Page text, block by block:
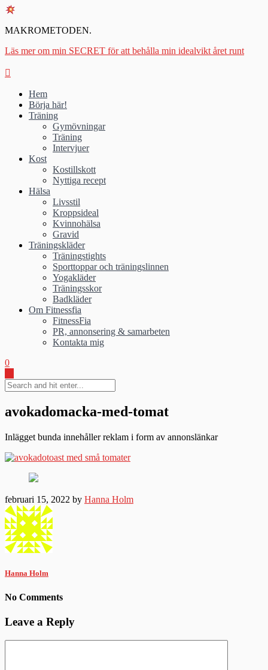
MAKROMETODEN.
Läs mer om min SECRET för att behålla min idealvikt året runt
Hem
Börja här!
Träning
Gymövningar
Träning
Intervjuer
Kost
Kostillskott
Nyttiga recept
Hälsa
Livsstil
Kroppsideal
Kvinnohälsa
Gravid
Träningskläder
Träningstights
Sporttoppar och träningslinnen
Yogakläder
Träningsskor
Badkläder
Om Fitnessfia
FitnessFia
PR, annonsering & samarbeten
Kontakta mig
0
avokadomacka-med-tomat
Inlägget bunda innehåller reklam i form av annonslänkar
februari 15, 2022 by Hanna Holm
Hanna Holm
No Comments
Leave a Reply